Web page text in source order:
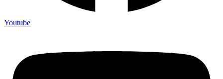
Youtube